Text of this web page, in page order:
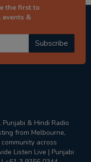
the first to
events &
Subscribe
& Hindi Radio
from Melbourne,
across
Listen Live | Punjabi